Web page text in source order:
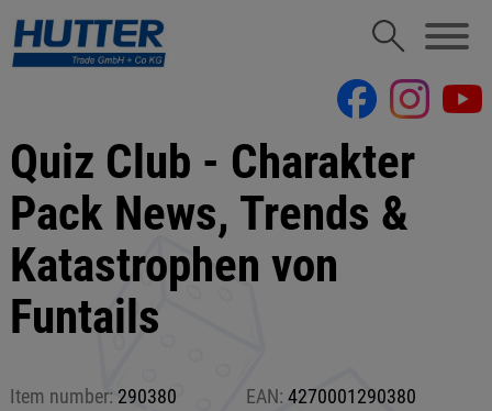
Quiz Club - Charakter
Pack News, Trends &
Katastrophen von
Funtails
Item number: 290380 EAN: 4270001290380